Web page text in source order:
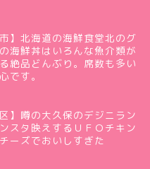
市】北海道の海鮮食堂北のグ
海鮮丼はいろんな魚介類が
絶品どんぶり。席数も多い
です。
区】噂の大久保のデジニラン
スタ映えするＵＦＯチキン
ーズでおいしすぎた